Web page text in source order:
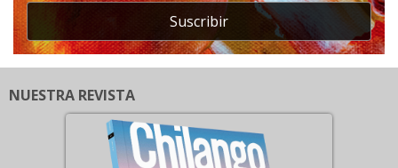
Suscribir
NUESTRA REVISTA